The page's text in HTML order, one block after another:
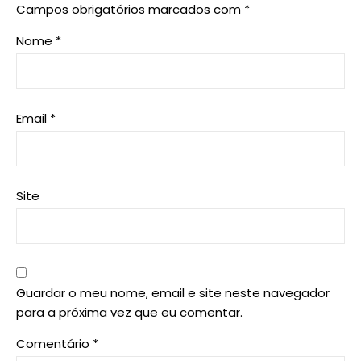
Campos obrigatórios marcados com *
Nome *
Email *
Site
Guardar o meu nome, email e site neste navegador
para a próxima vez que eu comentar.
Comentário *